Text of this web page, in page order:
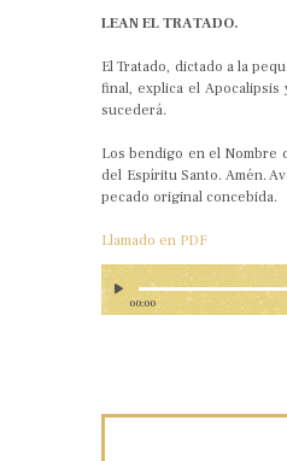
LEAN EL TRATADO.
El Tratado, dictado a la
final, explica el
sucederá.
Los bendigo en el Nombre
del Espíritu Santo. Amén.
pecado original concebida.
Llamado en PDF
00:00